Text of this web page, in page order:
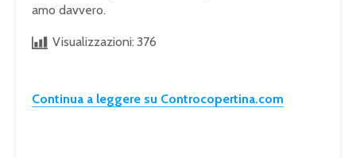
amo davvero.
Visualizzazioni: 376
Continua a leggere su Controcopertina.com